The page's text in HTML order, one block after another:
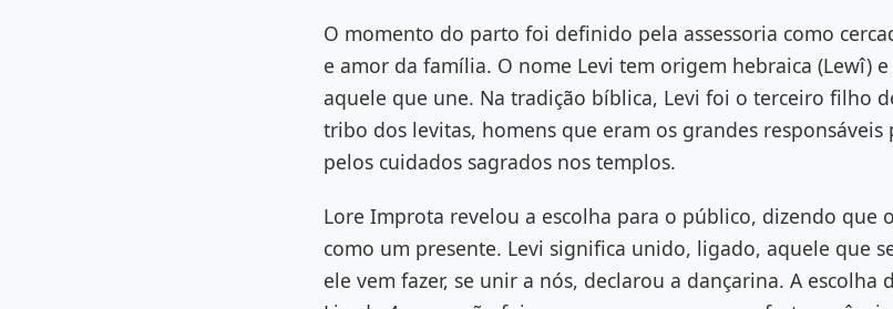
O momento do parto foi definido pela assessoria como
e amor da família. O nome Levi tem origem hebraica (Lewî)
aquele que une. Na tradição bíblica, Levi foi o terceiro filho
tribo dos levitas, homens que eram os grandes responsáveis
pelos cuidados sagrados nos templos.
Lore Improta revelou a escolha para o público, dizendo que
como um presente. Levi significa unido, ligado, aquele que
ele vem fazer, se unir a nós, declarou a dançarina. A